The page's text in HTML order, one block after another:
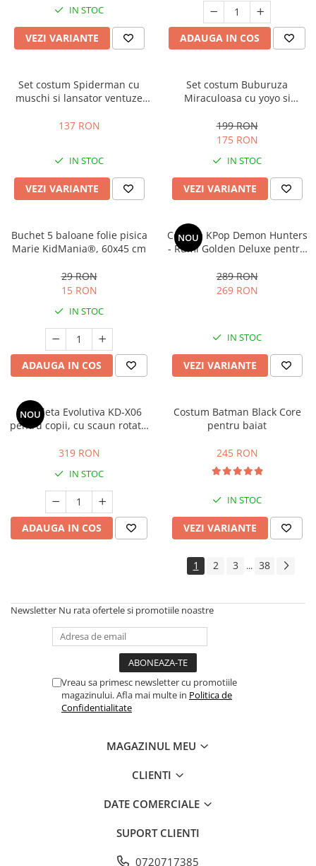
IN STOC
VEZI VARIANTE ADAUGA IN COS
Set costum Spiderman cu
muschi si lansator ventuze
137 RON
IN STOC
VEZI VARIANTE
Set costum Buburuza
Miraculoasa cu yoyo si
KidMania®
199 RON
175 RON
IN STOC
VEZI VARIANTE
Buchet 5 baloane folie pisica
Marie KidMania®, 60x45 cm
29 RON
15 RON
IN STOC
ADAUGA IN COS
NOU
Costum KPop Demon Hunters
- Rumi Golden Deluxe pentru
289 RON
269 RON
IN STOC
VEZI VARIANTE
NOU
Tricicleta Evolutiva KD-X06
pentru copii, cu scaun rotativ
din cauciuc, 9 luni – 6 ani, bej
319 RON
IN STOC
ADAUGA IN COS
Costum Batman Black Core
pentru baiat
245 RON
IN STOC
VEZI VARIANTE
1 2 3 ... 38
Newsletter Nu rata ofertele si promotiile noastre
Vreau sa primesc newsletter cu promotiile
magazinului. Afla mai multe in Politica de
Confidentialitate
MAGAZINUL MEU
CLIENTI
DATE COMERCIALE
SUPORT CLIENTI
0720717385